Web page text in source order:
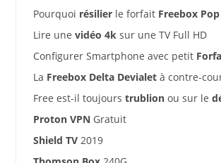
Pourquoi résilierle forfait Freebox Pop
Lire une vidéo 4ksur une TV Full HD
Configurer Smartphone avec petit
La Freebox Delta Devialetà contre-
Free est-il toujours trublionou sur le
Proton VPN Gratuit
Shield TV2019